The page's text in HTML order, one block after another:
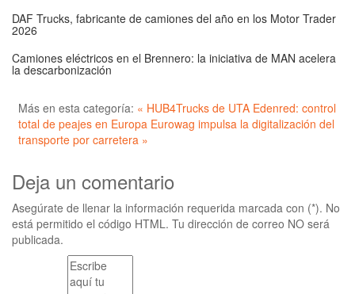
DAF Trucks, fabricante de camiones del año en los Motor Trader
2026
Camiones eléctricos en el Brennero: la iniciativa de MAN acelera
la descarbonización
Más en esta categoría: « HUB4Trucks de UTA Edenred: control
total de peajes en Europa Eurowag impulsa la digitalización del
transporte por carretera »
Deja un comentario
Asegúrate de llenar la información requerida marcada con (*). No
está permitido el código HTML. Tu dirección de correo NO será
publicada.